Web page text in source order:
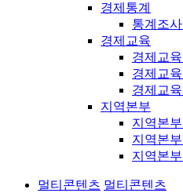
경제통계
통계조
경제교육
경제교
경제교
경제교
지역본부
지역본
지역본
지역본
멀티콘텐츠 멀티콘텐츠